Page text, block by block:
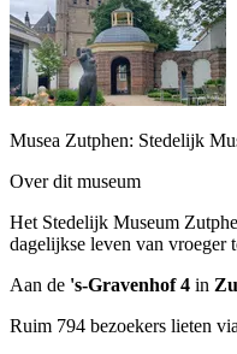
Musea Zutphen: Stedelijk
Over dit museum
Het Stedelijk Museum
dagelijkse leven van vroeger
Aan de 's-Gravenhof 4 in
Ruim 794 bezoekers lieten via